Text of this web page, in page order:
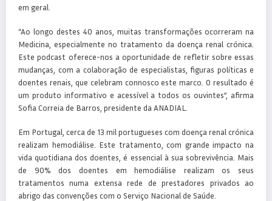
em geral.
“Ao longo destes 40 anos, muitas transformações ocorreram na
Medicina, especialmente no tratamento da doença renal crónica.
Este podcast oferece-nos a oportunidade de refletir sobre essas
mudanças, com a colaboração de especialistas, figuras políticas e
doentes renais, que celebram connosco este marco. O resultado é
um produto informativo e acessível a todos os ouvintes”, afirma
Sofia Correia de Barros, presidente da ANADIAL.
Em Portugal, cerca de 13 mil portugueses com doença renal crónica
realizam hemodiálise. Este tratamento, com grande impacto na
vida quotidiana dos doentes, é essencial à sua sobrevivência. Mais
de 90% dos doentes em hemodiálise realizam os seus
tratamentos numa extensa rede de prestadores privados ao
abrigo das convenções com o Serviço Nacional de Saúde.